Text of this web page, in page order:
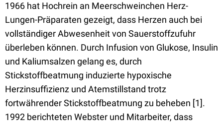
1966 hat Hochrein an Meerschweinchen Herz-
Lungen-Präparaten gezeigt, dass Herzen auch bei
vollständiger Abwesenheit von Sauerstoffzufuhr
überleben können. Durch Infusion von Glukose, Insulin
und Kaliumsalzen gelang es, durch
Stickstoffbeatmung induzierte hypoxische
Herzinsuffizienz und Atemstillstand trotz
fortwährender Stickstoffbeatmung zu beheben [1].
1992 berichteten Webster und Mitarbeiter, dass